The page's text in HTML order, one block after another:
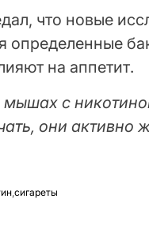
что новые
определенные
на аппетит.
с
они активно
,сигареты